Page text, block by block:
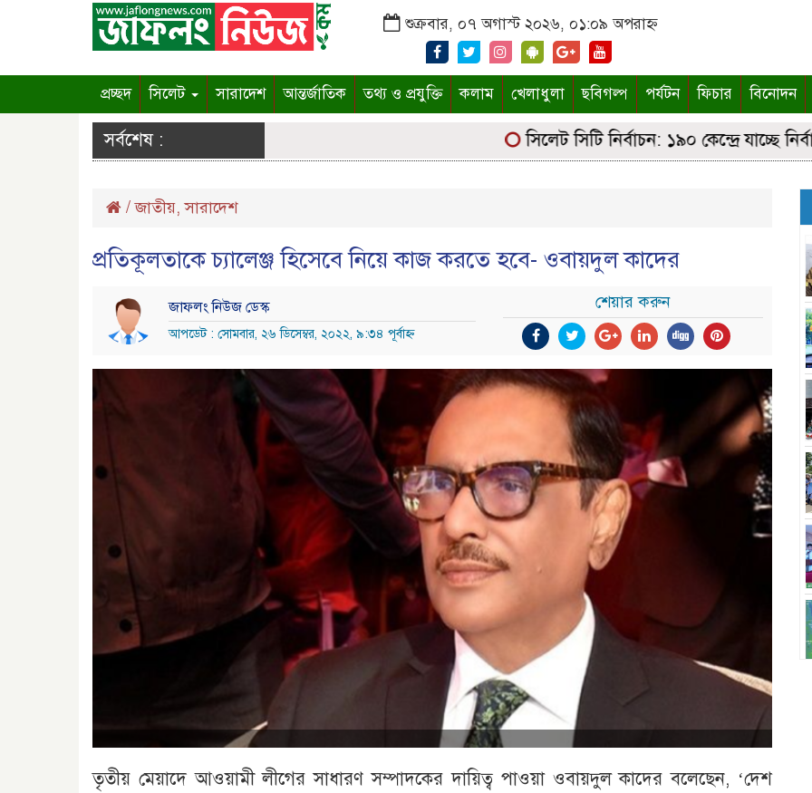
শুক্রবার, ০৭ অগাস্ট ২০২৬, ০১:০৯ অপরাহ্ন
প্রচ্ছদ সিলেট সারাদেশ আন্তর্জাতিক তথ্য ও প্রযুক্তি কলাম খেলাধুলা ছবিগল্প পর্যটন ফিচার বিনোদন
সর্বশেষ : সিলেট সিটি নির্বাচন: ১৯০ কেন্দ্রে যাচ্ছে
/জাতীয়,সারাদেশ
প্রতিকূলতাকে চ্যালেঞ্জ হিসেবে নিয়ে কাজ করতে হবে- ওবায়দুল কাদের
জাফলং নিউজ ডেস্ক
আপডেট : সোমবার, ২৬ ডিসেম্বর, ২০২২, ৯:৩৪ পূর্বাহ্ন
শেয়ার করুন
তৃতীয় মেয়াদে আওয়ামী লীগের সাধারণ সম্পাদকের দায়িত্ব পাওয়া ওবায়দুল কাদের বলেছেন, ‘দেশ